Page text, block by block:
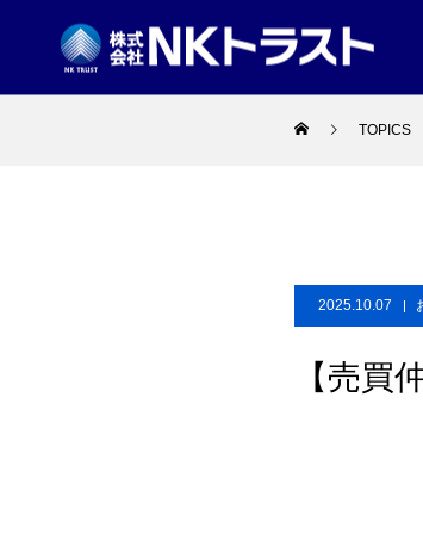
TOPICS
2025.10.07
【売